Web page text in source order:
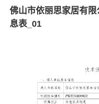
佛山市依丽思家居有
息表_01